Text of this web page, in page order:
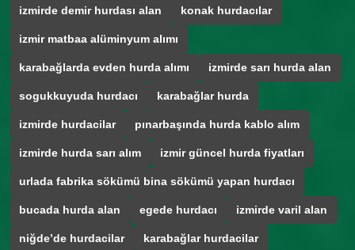
izmirde demir hurdası alan konak hurdacılar
izmir matbaa alüminyum alımı
karabağlarda evden hurda alımı izmirde sarı hurda alan
sogukkuyuda hurdacı karabağlar hurda
izmirde hurdacilar pınarbaşında hurda kablo alım
izmirde hurda sarı alım izmir güncel hurda fiyatları
urlada fabrika sökümü bina sökümü yapan hurdacı
bucada hurda alan egede hurdacı izmirde varil alan
niğde’de hurdacilar karabağlar hurdacilar